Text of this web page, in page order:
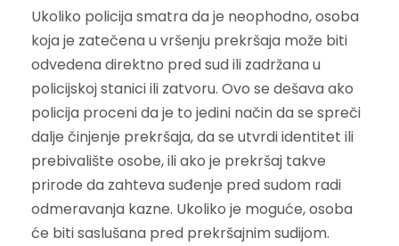
Ukoliko policija smatra da je neophodno, osoba
koja je zatečena u vršenju prekršaja može biti
odvedena direktno pred sud ili zadržana u
policijskoj stanici ili zatvoru. Ovo se dešava ako
policija proceni da je to jedini način da se spreči
dalje činjenje prekršaja, da se utvrdi identitet ili
prebivalište osobe, ili ako je prekršaj takve
prirode da zahteva suđenje pred sudom radi
odmeravanja kazne. Ukoliko je moguće, osoba
će biti saslušana pred prekršajnim sudijom.